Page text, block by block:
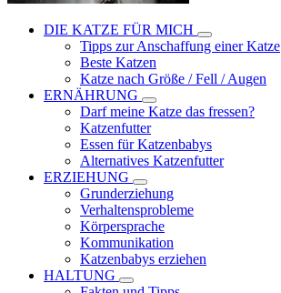
DIE KATZE FÜR MICH
Tipps zur Anschaffung einer Katze
Beste Katzen
Katze nach Größe / Fell / Augen
ERNÄHRUNG
Darf meine Katze das fressen?
Katzenfutter
Essen für Katzenbabys
Alternatives Katzenfutter
ERZIEHUNG
Grunderziehung
Verhaltensprobleme
Körpersprache
Kommunikation
Katzenbabys erziehen
HALTUNG